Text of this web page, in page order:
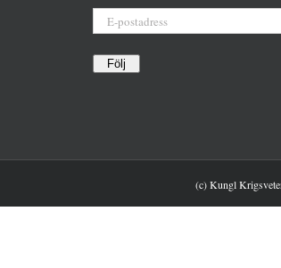
Följ
(c) Kungl